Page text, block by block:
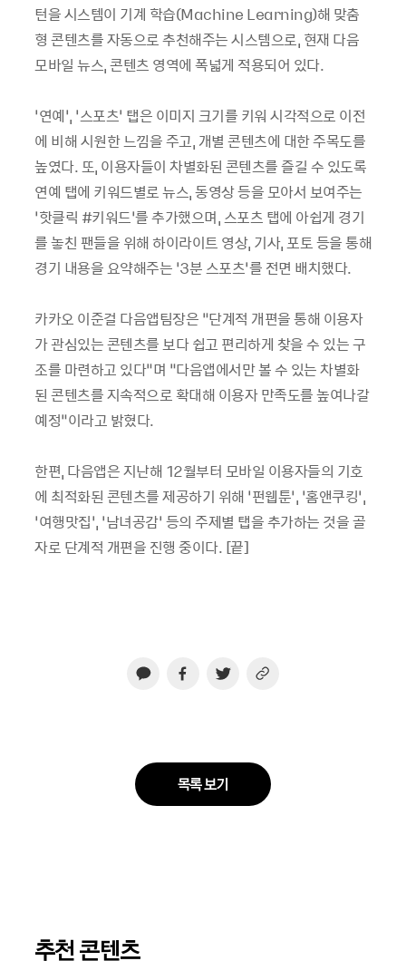
턴을 시스템이 기계 학습(Machine Learning)해 맞춤
형 콘텐츠를 자동으로 추천해주는 시스템으로, 현재 다음
모바일 뉴스, 콘텐츠 영역에 폭넓게 적용되어 있다.
‘연예’, ‘스포츠’ 탭은 이미지 크기를 키워 시각적으로 이전
에 비해 시원한 느낌을 주고, 개별 콘텐츠에 대한 주목도를
높였다. 또, 이용자들이 차별화된 콘텐츠를 즐길 수 있도록
연예 탭에 키워드별로 뉴스, 동영상 등을 모아서 보여주는
‘핫클릭 #키워드’를 추가했으며, 스포츠 탭에 아쉽게 경기
를 놓친 팬들을 위해 하이라이트 영상, 기사, 포토 등을 통해
경기 내용을 요약해주는 ‘3분 스포츠’를 전면 배치했다.
카카오 이준걸 다음앱팀장은 “단계적 개편을 통해 이용자
가 관심있는 콘텐츠를 보다 쉽고 편리하게 찾을 수 있는 구
조를 마련하고 있다”며 “다음앱에서만 볼 수 있는 차별화
된 콘텐츠를 지속적으로 확대해 이용자 만족도를 높여나갈
예정”이라고 밝혔다.
한편, 다음앱은 지난해 12월부터 모바일 이용자들의 기호
에 최적화된 콘텐츠를 제공하기 위해 ‘펀웹툰’, ‘홈앤쿠킹’,
‘여행맛집’, ‘남녀공감’ 등의 주제별 탭을 추가하는 것을 골
자로 단계적 개편을 진행 중이다. [끝]
목록 보기
추천 콘텐츠